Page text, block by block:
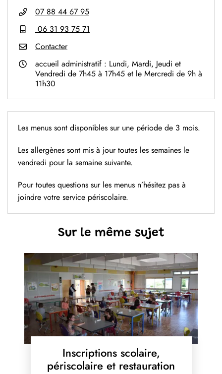
07 88 44 67 95
06 31 93 75 71
Contacter
accueil administratif : Lundi, Mardi, Jeudi et
Vendredi de 7h45 à 17h45 et le Mercredi de 9h à
11h30
Les menus sont disponibles sur une période de 3 mois.
Les allergènes sont mis à jour toutes les semaines le
vendredi pour la semaine suivante.
Pour toutes questions sur les menus n’hésitez pas à
joindre votre service périscolaire.
Sur le même sujet
Inscriptions scolaire,
périscolaire et restauration